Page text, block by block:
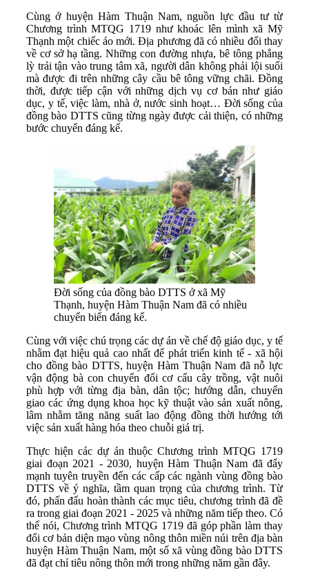
Cùng ở huyện Hàm Thuận Nam, nguồn lực đầu tư từ
Chương trình MTQG 1719 như khoác lên mình xã Mỹ
Thạnh một chiếc áo mới. Địa phương đã có nhiều đổi thay
về cơ sở hạ tầng. Những con đường nhựa, bê tông phẳng
lỳ trải tận vào trung tâm xã, người dân không phải lội suối
mà được đi trên những cây cầu bê tông vững chãi. Đồng
thời, được tiếp cận với những dịch vụ cơ bản như giáo
dục, y tế, việc làm, nhà ở, nước sinh hoạt… Đời sống của
đồng bào DTTS cũng từng ngày được cải thiện, có những
bước chuyển đáng kể.
Đời sống của đồng bào DTTS ở xã Mỹ
Thạnh, huyện Hàm Thuận Nam đã có nhiều
chuyển biến đáng kể.
Cùng với việc chú trọng các dự án về chế độ giáo dục, y tế
nhằm đạt hiệu quả cao nhất để phát triển kinh tế - xã hội
cho đồng bào DTTS, huyện Hàm Thuận Nam đã nỗ lực
vận động bà con chuyển đổi cơ cấu cây trồng, vật nuôi
phù hợp với từng địa bàn, dân tộc; hướng dẫn, chuyển
giao các ứng dụng khoa học kỹ thuật vào sản xuất nông,
lâm nhằm tăng năng suất lao động đồng thời hướng tới
việc sản xuất hàng hóa theo chuỗi giá trị.
Thực hiện các dự án thuộc Chương trình MTQG 1719
giai đoạn 2021 - 2030, huyện Hàm Thuận Nam đã đẩy
mạnh tuyên truyền đến các cấp các ngành vùng đồng bào
DTTS về ý nghĩa, tầm quan trọng của chương trình. Từ
đó, phấn đấu hoàn thành các mục tiêu, chương trình đã đề
ra trong giai đoạn 2021 - 2025 và những năm tiếp theo. Có
thể nói, Chương trình MTQG 1719 đã góp phần làm thay
đổi cơ bản diện mạo vùng nông thôn miền núi trên địa bàn
huyện Hàm Thuận Nam, một số xã vùng đồng bào DTTS
đã đạt chỉ tiêu nông thôn mới trong những năm gần đây.